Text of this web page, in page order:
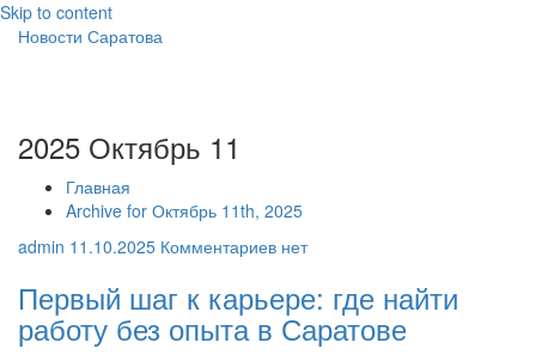
Skip to content
Новости Саратова
2025 Октябрь 11
Главная
Archive for Октябрь 11th, 2025
admin 11.10.2025 Комментариев нет
Первый шаг к карьере: где найти
работу без опыта в Саратове